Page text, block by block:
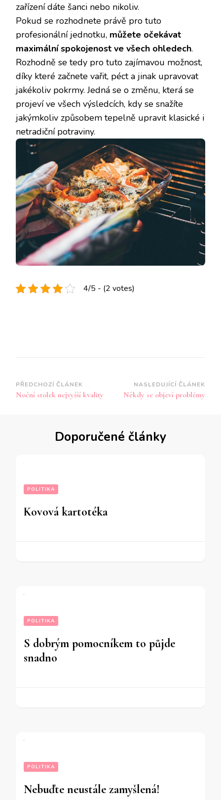
zařízení dáte šanci nebo nikoliv.
Pokud se rozhodnete právě pro tuto
profesionální jednotku, můžete očekávat
maximální spokojenost ve všech ohledech.
Rozhodně se tedy pro tuto zajímavou možnost,
díky které začnete vařit, péct a jinak upravovat
jakékoliv pokrmy. Jedná se o změnu, která se
projeví ve všech výsledcích, kdy se snažíte
jakýmkoliv způsobem tepelně upravit klasické i
netradiční potraviny.
4/5 - (2 votes)
Navigace
příspěvku
PŘEDCHOZÍ ČLÁNEK
Noční stolek nejvyšší kvality
NASLEDUJÍCÍ ČLÁNEK
Někdy se objeví problémy
Doporučené články
POLITIKA
Kovová kartotéka
POLITIKA
S dobrým pomocníkem to půjde
snadno
POLITIKA
Nebuďte neustále zamyšlená!